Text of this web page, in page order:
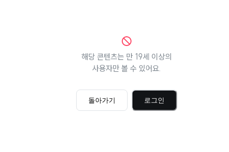
해당 콘텐츠는 만 19세 이상의
사용자만 볼 수 있어요.
돌아가기 로그인